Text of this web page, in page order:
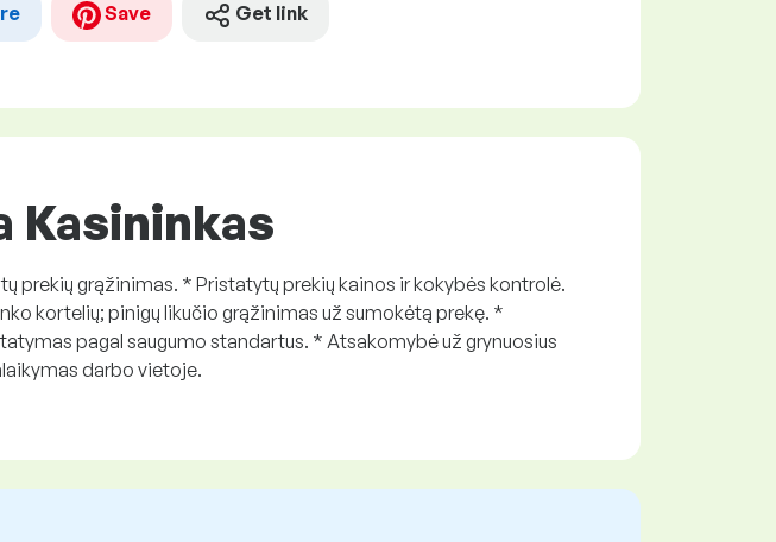
Save Get link
Kasininkas
prekių grąžinimas. * Pristatytų prekių kainos ir kokybės kontrolė.
kortelių; pinigų likučio grąžinimas už sumokėtą prekę. *
pagal saugumo standartus. * Atsakomybė už grynuosius
darbo vietoje.